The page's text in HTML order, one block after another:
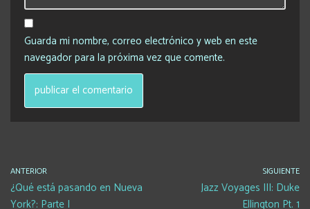
Guarda mi nombre, correo electrónico y web en este
navegador para la próxima vez que comente.
ANTERIOR
¿Qué está pasando en Nueva
York?: Parte I
SIGUIENTE
Jazz Voyages III: Duke
Ellington Pt. 1